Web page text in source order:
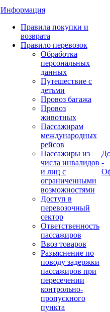
Информация
Правила покупки и
возврата
Правило перевозок
Обработка
персональных
данных
Путешествие с
детьми
Провоз багажа
Провоз
животных
Пассажирам
международных
рейсов
Пассажиры из
числа инвалидов
и лиц с
ограниченными
возможностями
Доступ в
перевозочный
сектор
Ответственность
пассажиров
Ввоз товаров
Разъяснение по
поводу задержки
пассажиров при
пересечении
контрольно-
пропускного
пункта
-